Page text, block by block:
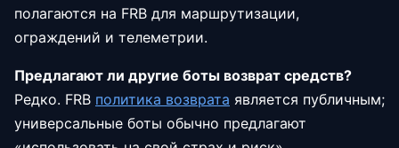
полагаются на FRB для маршрутизации,
ограждений и телеметрии.
Предлагают ли другие боты возврат средств?
Редко. FRB политика возврата является публичным;
универсальные боты обычно предлагают